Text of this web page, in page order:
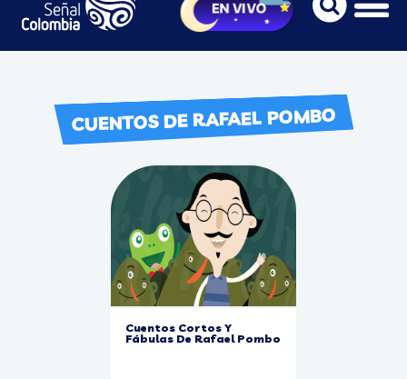
CUENTOS DE RAFAEL POMBO
Cuentos Cortos Y
Fábulas De Rafael Pombo